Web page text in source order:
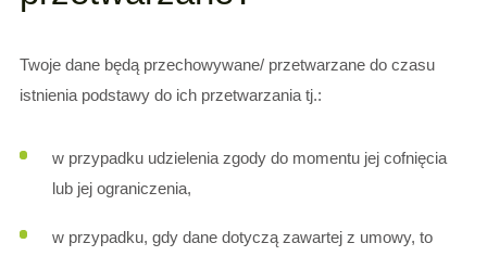
Twoje dane będą przechowywane/ przetwarzane do czasu
istnienia podstawy do ich przetwarzania tj.:
w przypadku udzielenia zgody do momentu jej cofnięcia
lub jej ograniczenia,
w przypadku, gdy dane dotyczą zawartej z umowy, to